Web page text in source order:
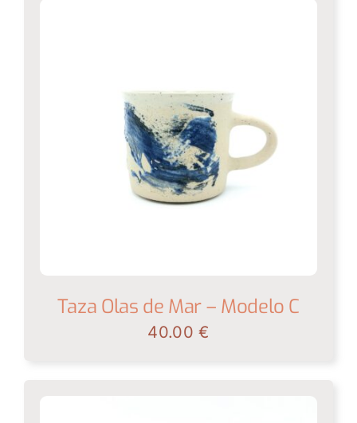
Taza Olas de Mar – Modelo C
40.00€